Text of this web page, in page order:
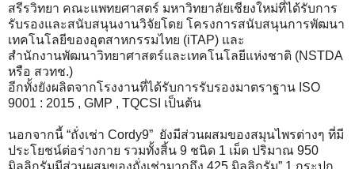
สรีรวิทยา คณะแพทยศาสตร์ มหาวิทยาลัยเชียงใหม่ที่ได้รับการ
รับรองและสนับสนุนงานวิจัยโดย โครงการสนับสนุนการพัฒนา
เทคโนโลยีของอุตสาหกรรมไทย (iTAP) และ
สำนักงานพัฒนาวิทยาศาสตร์และเทคโนโลยีแห่งชาติ (NSTDA
หรือ สวทช.)
อีกทั้งยังผลิตจากโรงงานที่ได้รับการรับรองมาตราฐาน ISO
9001 : 2015 , GMP , TQCSI เป็นต้น
นอกจากนี้ “ถั่งเช่า Cordy9” ยังมีส่วนผสมของสมุนไพรต่างๆ ที่มี
ประโยชน์ต่อร่างกาย รวมทั้งสิ้น 9 ชนิด 1 เม็ด ปริมาณ 950
มิลลิกรัมมีส่วนผสมของถั่งเช่ามากถึง 425 มิลลิกรัม” 1 กระปุก